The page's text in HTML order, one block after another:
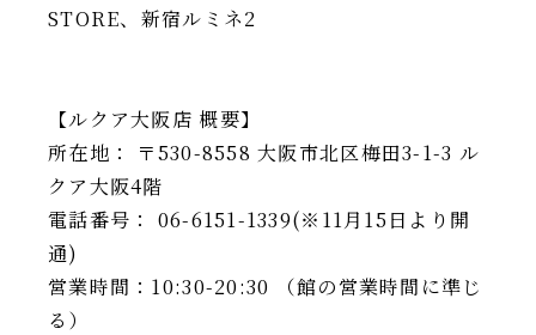
STORE、新宿ルミネ2
【ルクア大阪店 概要】
所在地： 〒530-8558 大阪市北区梅田3-1-3 ル
クア大阪4階
電話番号： 06-6151-1339(※11月15日より開
通)
営業時間：10:30-20:30 （館の営業時間に準じ
る）